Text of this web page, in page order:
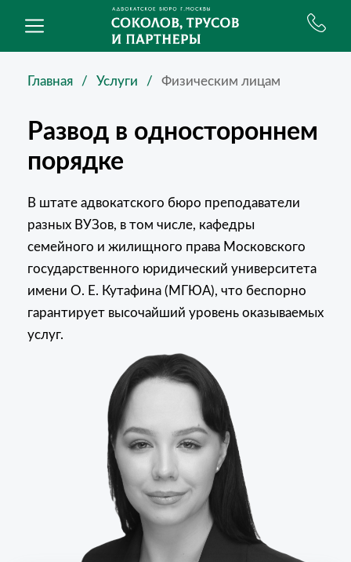
Главная Услуги Физическим лицам
Развод в одностороннем
порядке
В штате адвокатского бюро преподаватели
разных ВУЗов, в том числе, кафедры
семейного и жилищного права Московского
государственного юридический университета
имени О. Е. Кутафина (МГЮА), что беспорно
гарантирует высочайший уровень оказываемых
услуг.